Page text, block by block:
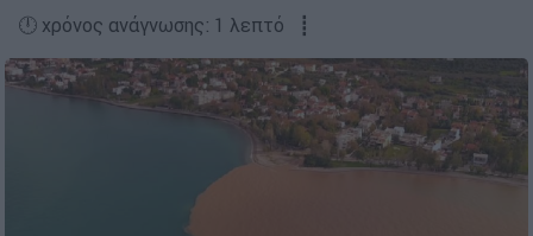
🕛 χρόνος ανάγνωσης: 1 λεπτό ┋